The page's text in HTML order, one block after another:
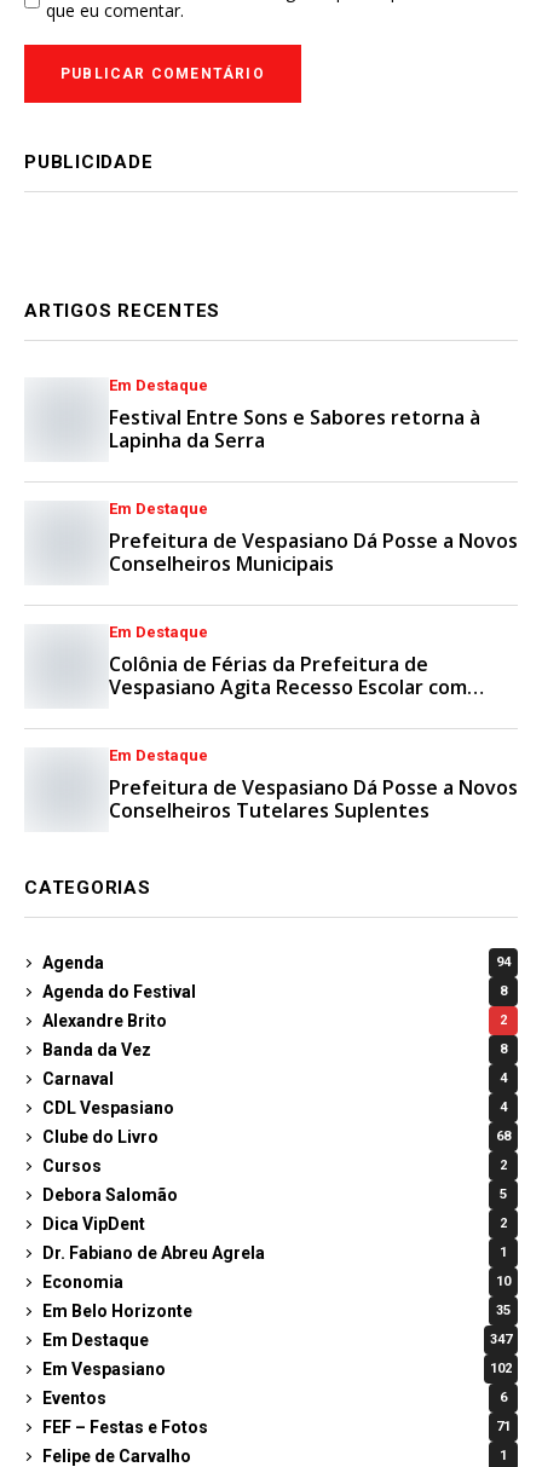
que eu comentar.
PUBLICIDADE
ARTIGOS RECENTES
Em Destaque
Festival Entre Sons e Sabores retorna à
Lapinha da Serra
Em Destaque
Prefeitura de Vespasiano Dá Posse a Novos
Conselheiros Municipais
Em Destaque
Colônia de Férias da Prefeitura de
Vespasiano Agita Recesso Escolar com
Em Destaque
Prefeitura de Vespasiano Dá Posse a Novos
Conselheiros Tutelares Suplentes
CATEGORIAS
Agenda 94
Agenda do Festival 8
Alexandre Brito 2
Banda da Vez 8
Carnaval 4
CDL Vespasiano 4
Clube do Livro 68
Cursos 2
Debora Salomão 5
Dica VipDent 2
Dr. Fabiano de Abreu Agrela 1
Economia 10
Em Belo Horizonte 35
Em Destaque 347
Em Vespasiano 102
Eventos 6
FEF – Festas e Fotos 71
Felipe de Carvalho 1